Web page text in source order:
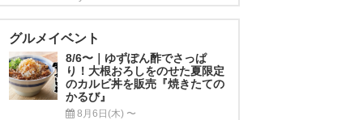
グルメイベント
8/6〜｜ゆずぽん酢でさっぱ
り！大根おろしをのせた夏限定
のカルビ丼を販売『焼きたての
かるび』
8月6日(木) 〜